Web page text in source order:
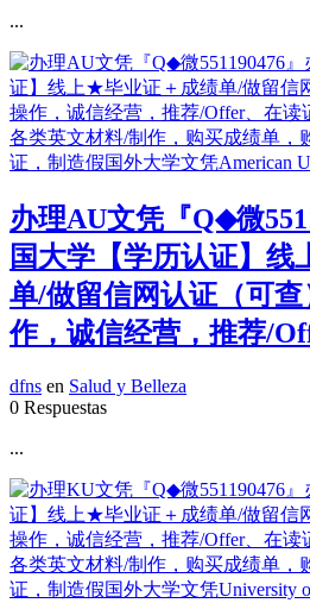
...
办理AU文凭『Q◆微
国大学【学历认证】
单/做留信网认证（可
作，诚信经营，推荐/
dfns en Salud y Belleza
0 Respuestas
...